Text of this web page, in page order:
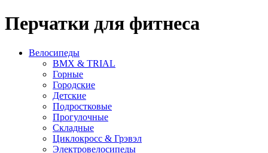
Перчатки для фитнеса
Велосипеды
BMX & TRIAL
Горные
Городские
Детские
Подростковые
Прогулочные
Складные
Циклокросс & Грэвэл
Электровелосипеды